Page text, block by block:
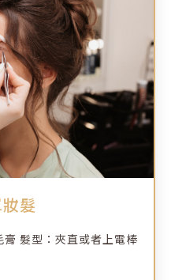
髮
髮型：夾直或者上電棒